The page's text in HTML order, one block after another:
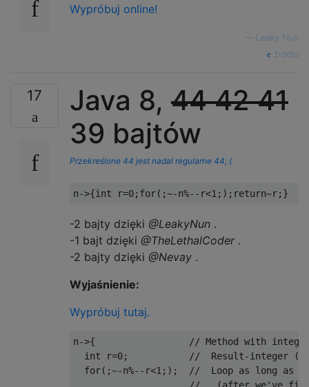
Wypróbuj online!
Leaky Nun
źródło
17 Java 8, 444241
39 bajtów
Przekreślone 44 jest nadal regularne 44; (
n->{int r=0; for(;~-n%-- r<1 ;); return~r;}
-2 bajty dzięki @LeakyNun .
-1 bajt dzięki @TheLethalCoder .
-2 bajty dzięki @Nevay .
Wyjaśnienie:
Wypróbuj tutaj.
n->{
// Method with
int r=0;
//  Result-integer
for(;~-n%-- r<1 ;);
//  Loop as long as